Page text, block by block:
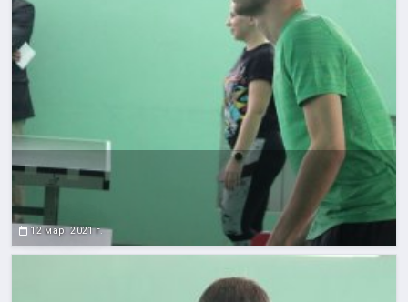
12 мар. 2021 г.